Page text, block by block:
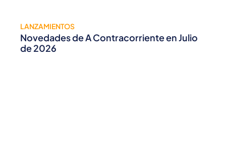
LANZAMIENTOS
Novedades de A Contracorriente en Julio
de 2026